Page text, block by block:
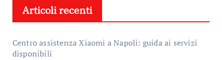
Articoli recenti
Centro assistenza Xiaomi a Napoli: guida ai servizi
disponibili